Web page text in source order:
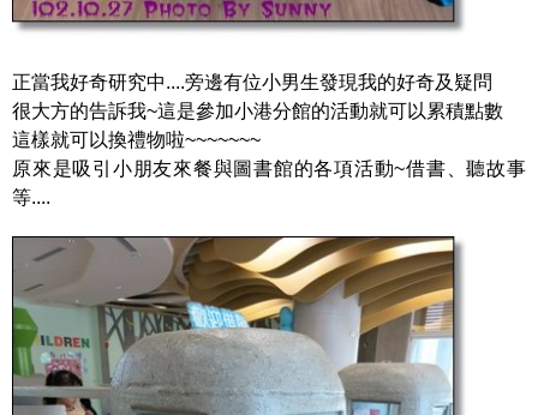
正當我好奇研究中....旁邊有位小男生發現我的好奇及疑問
很大方的告訴我~這是參加小港分館的活動就可以累積點數
這樣就可以換禮物啦~~~~~~~
原來是吸引小朋友來餐與圖書館的各項活動~借書、聽故事
等....